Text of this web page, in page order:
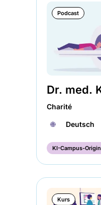
Podcast
Dr. med.
Charité
🌐︎ Deutsch
KI-Campus-
Kurs